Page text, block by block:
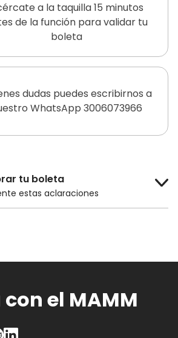
a la taquilla 15 minutos
de la función para validar tu
boleta
dudas puedes escribirnos a
WhatsApp 3006073966
tu boleta
estas aclaraciones
12 años y estudiantes con
en las boletas solo son
en la taquilla del Museo.
el MAMM